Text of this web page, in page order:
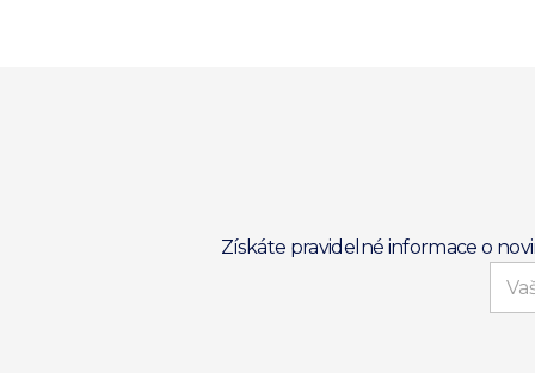
Získáte pravidelné informace o